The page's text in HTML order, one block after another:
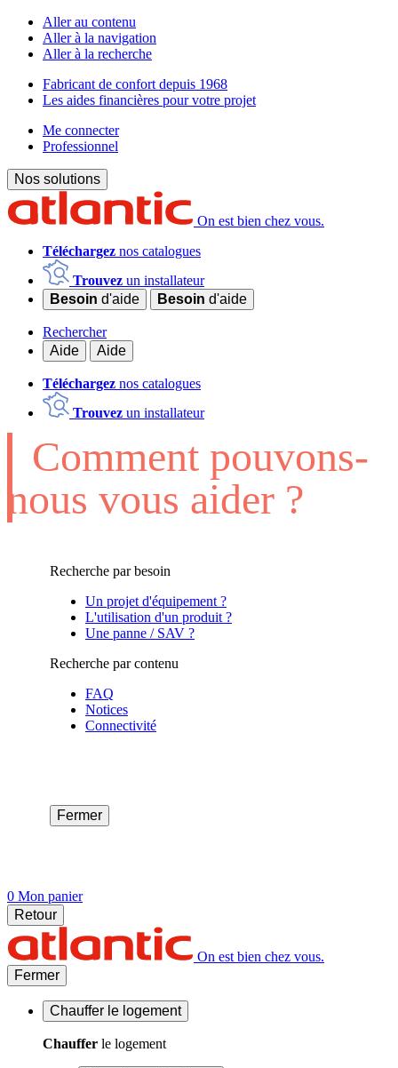
Aller au contenu
Aller à la navigation
Aller à la recherche
Fabricant de confort depuis 1968
Les aides financières pour votre projet
Me connecter
Professionnel
Nos solutions
On est bien chez vous.
Téléchargez nos catalogues
Trouvez un installateur
Besoin d'aide Besoin d'aide
Rechercher
Aide
Aide
Téléchargez nos catalogues
Trouvez un installateur
Comment pouvons-
nous vous aider ?
Recherche par besoin
Un projet d'équipement ?
L'utilisation d'un produit ?
Une panne / SAV ?
Recherche par contenu
FAQ
Notices
Connectivité
Fermer
0 Mon panier
Retour
On est bien chez vous.
Fermer
Chauffer le logement
Chauffer le logement